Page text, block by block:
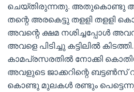
ചെയ്തിരുന്നതു. അതുകൊണ്ടു
തന്റെ അരകെട്ടു തളളി തളളി
അവന്റെ ക്ഷമ നശിച്ചപ്പോൾ അവൻ
അവളെ പിടിച്ചു കട്ടിലിൽ
കാമപ്രസരതിൽ നോക്കി
അവളുടെ ജാക്കറിന്റെ ബട്ടൺസ്
കൊണ്ടു മുലകൾ രണ്ടും